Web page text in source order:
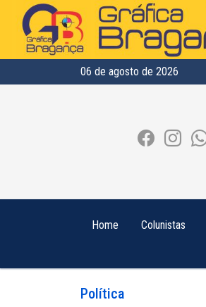
06 de agosto de 2026
Home Colunistas
Política